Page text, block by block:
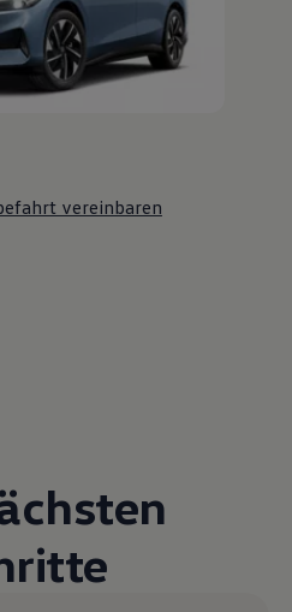
vereinbaren